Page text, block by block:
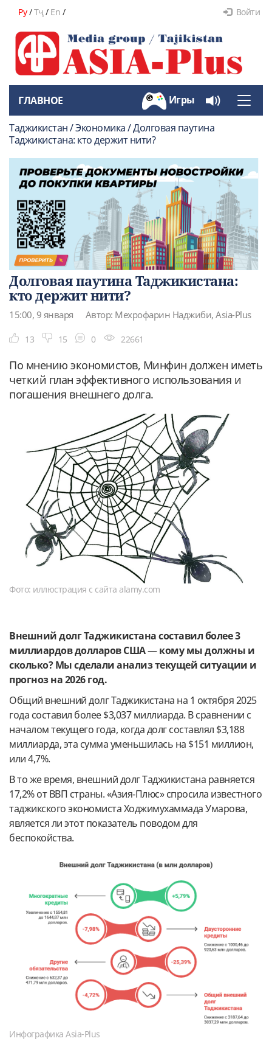
Ру/Тҷ/ En / Войти
Toggle
ГЛАВНОЕ Игры
Таджикистан / Экономика / Долговая паутина
Таджикистана: кто держит нити?
Долговая паутина Таджикистана:
кто держит нити?
15:00, 9 января Автор: Мехрофарин Наджиби, Asia-Plus
13 15 0 22661
По мнению экономистов, Минфин должен иметь
четкий план эффективного использования и
погашения внешнего долга.
Фото: иллюстрация с сайта alamy.com
Внешний долг Таджикистана составил более 3
миллиардов долларов США—кому мы должны и
сколько? Мы сделали анализ текущей ситуации и
прогноз на 2026 год.
Общий внешний долг Таджикистана на 1 октября 2025
года составил более $3,037 миллиарда. В сравнении с
началом текущего года, когда долг составлял $3,188
миллиарда, эта сумма уменьшилась на $151 миллион,
или 4,7%.
В то же время, внешний долг Таджикистана равняется
17,2% от ВВП страны. «Азия-Плюс» спросила известного
таджикского экономиста Ходжимухаммада Умарова,
является ли этот показатель поводом для
беспокойства.
Инфографика Asia-Plus